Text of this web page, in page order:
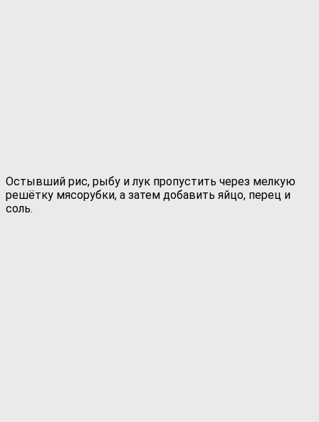
Остывший рис, рыбу и лук пропустить через мелкую
решётку мясорубки, а затем добавить яйцо, перец и
соль.